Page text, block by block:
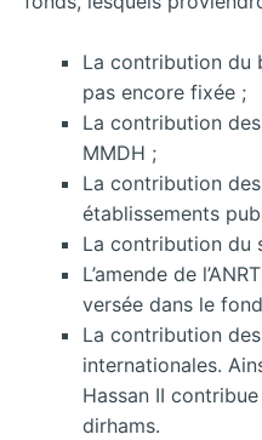
La contribution du
pas encore fixée ;
La contribution
MMDH ;
La contribution
établissements
La contribution du
L’amende de
versée dans le
La contribution
internationales.
Hassan II
dirhams.